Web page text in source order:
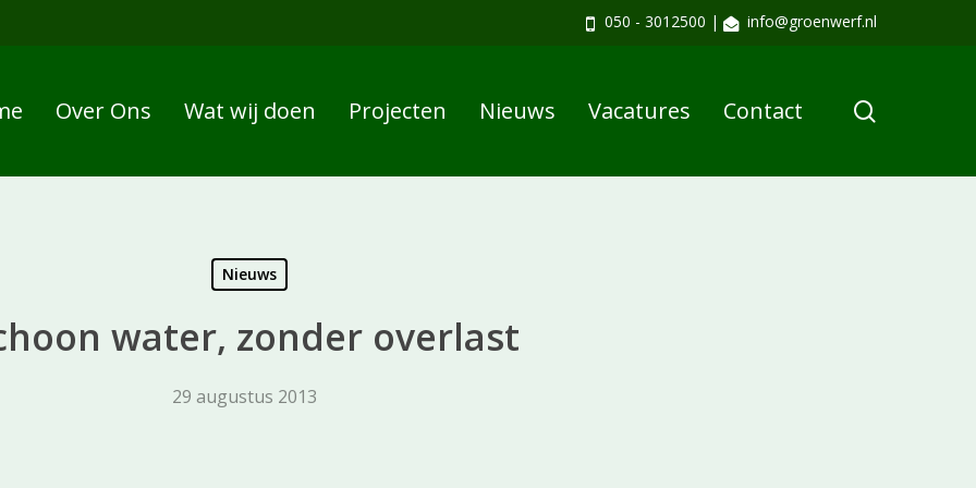
050 - 3012500 | info@groenwerf.nl
Over Ons Wat wij doen Projecten Nieuws Vacatures Contact
Nieuws
water, zonder overlast
29 augustus 2013